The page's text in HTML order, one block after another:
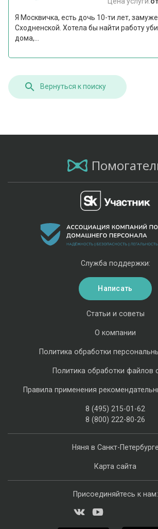
Я Москвичка, есть дочь 10-ти лет,
Сходненской. Хотела бы найти работу
дома,...
Вернуться к поиску
Няня в Санкт-Петербурге
Карта сайта
Статьи и советы
О компании
Политика обработки
Политика обработки файлов
Правила применения
8 (495) 215-01-62
8 (800) 222-80-26
Служба поддержки:
Написать
Присоединяйтесь к нам: